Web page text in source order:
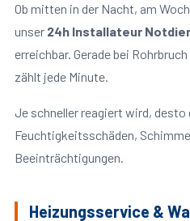
Ob mitten in der Nacht, am
unser 24h Installateur
erreichbar. Gerade bei
zählt jede Minute.
Je schneller reagiert wird,
Feuchtigkeitsschäden,
Beeinträchtigungen.
Heizungsservice &